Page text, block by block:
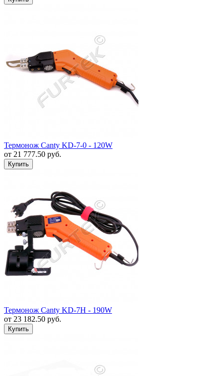
Термонож Canty KD-7-0 - 120W
от 21 777.50 руб.
Термонож Canty KD-7H - 190W
от 23 182.50 руб.